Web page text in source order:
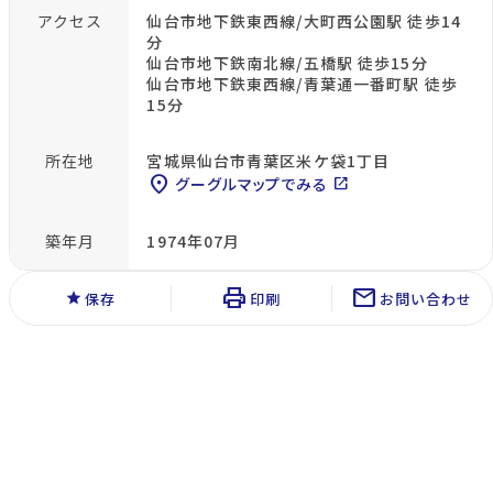
アクセス
仙台市地下鉄東西線/大町西公園駅 徒歩14
分
仙台市地下鉄南北線/五橋駅 徒歩15分
仙台市地下鉄東西線/青葉通一番町駅 徒歩
15分
所在地 宮城県仙台市青葉区米ケ袋1丁目
location_on グーグルマップでみる open_in_new
築年月 1974年07月
star 保存 print 印刷 mail お問い合わせ